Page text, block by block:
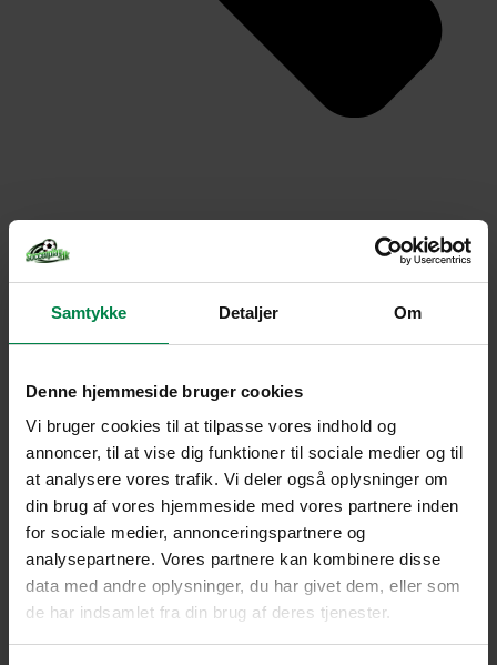
Samtykke Detaljer Om
Denne hjemmeside bruger cookies
Vi bruger cookies til at tilpasse vores indhold og
annoncer, til at vise dig funktioner til sociale medier og til
at analysere vores trafik. Vi deler også oplysninger om
din brug af vores hjemmeside med vores partnere inden
for sociale medier, annonceringspartnere og
analysepartnere. Vores partnere kan kombinere disse
data med andre oplysninger, du har givet dem, eller som
de har indsamlet fra din brug af deres tjenester.